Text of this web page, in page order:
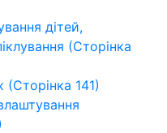
дітей,
(Сторінка
(Сторінка 141)